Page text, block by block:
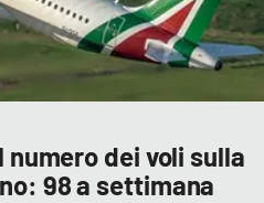
dei voli sulla
98 a settimana